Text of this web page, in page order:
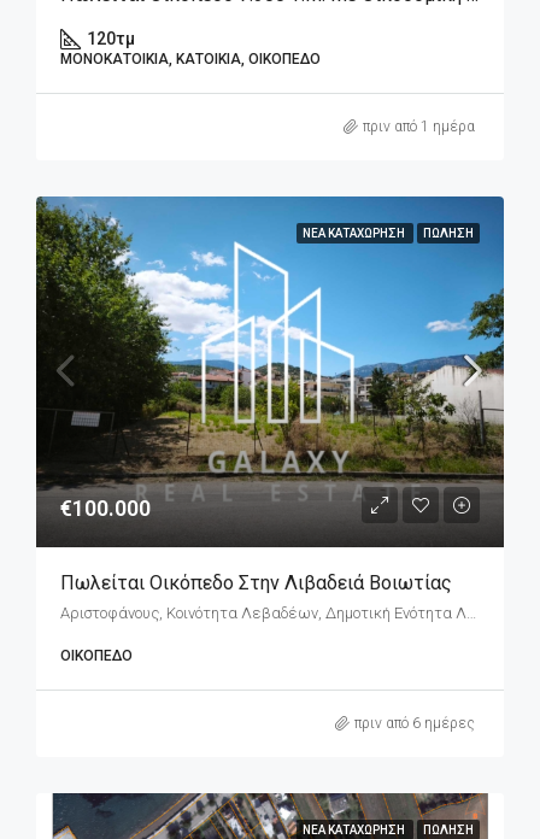
120τμ
ΜΟΝΟΚΑΤΟΙΚΊΑ, ΚΑΤΟΙΚΊΑ, ΟΙΚΌΠΕΔΟ
πριν από 1 ημέρα
ΝΈΑ ΚΑΤΑΧΏΡΗΣΗ ΠΏΛΗΣΗ
€100.000
Πωλείται Οικόπεδο Στην Λιβαδειά Βοιωτίας
ΟΙΚΌΠΕΔΟ
πριν από 6 ημέρες
ΝΈΑ ΚΑΤΑΧΏΡΗΣΗ ΠΏΛΗΣΗ